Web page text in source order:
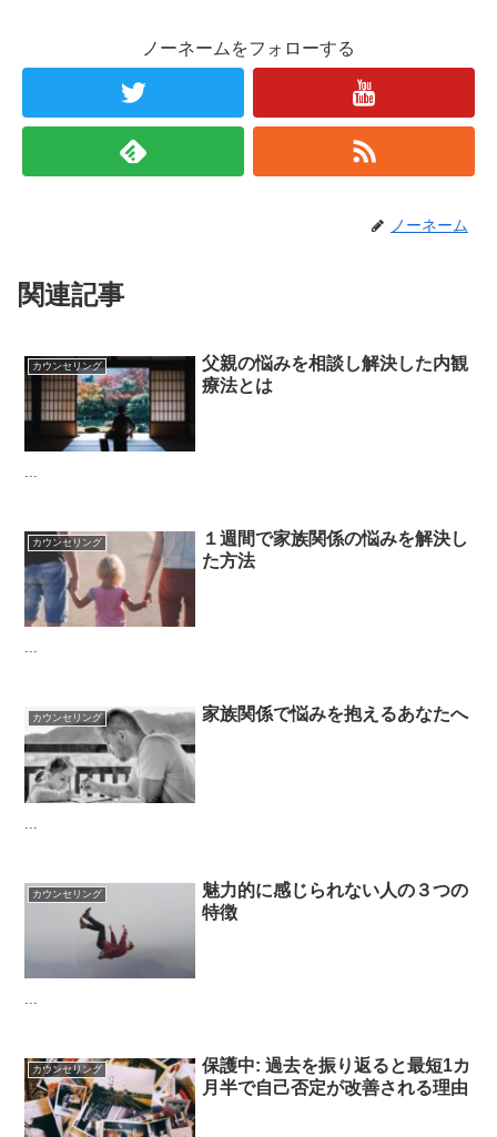
ノーネームをフォローする
ノーネーム
関連記事
カウンセリング
父親の悩みを相談し解決した内観
療法とは
カウンセリング
１週間で家族関係の悩みを解決し
た方法
...
カウンセリング 家族関係で悩みを抱えるあなたへ
カウンセリング
魅力的に感じられない人の３つの
特徴
...
カウンセリング
保護中: 過去を振り返ると最短1カ
月半で自己否定が改善される理由